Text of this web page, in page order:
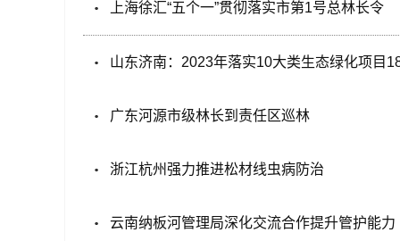
上海徐汇“五个一”贯彻落实市第1号总林长令
山东济南：2023年落实10大类生态绿化项目
广东河源市级林长到责任区巡林
浙江杭州强力推进松材线虫病防治
云南纳板河管理局深化交流合作提升管护能力